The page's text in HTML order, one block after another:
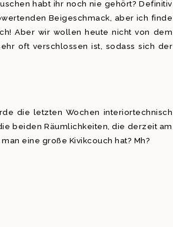
habt ihr noch nie gehört? Definitiv
Beigeschmack, aber ich finde
Aber wir wollen heute nicht von dem
oft verschlossen ist, sodass sich der
die letzten Wochen interiortechnisch
beiden Räumlichkeiten, die derzeit am
eine große Kivikcouch hat? Mh?